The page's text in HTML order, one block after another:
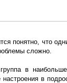
понятно, что
сложно.
в
настроения в